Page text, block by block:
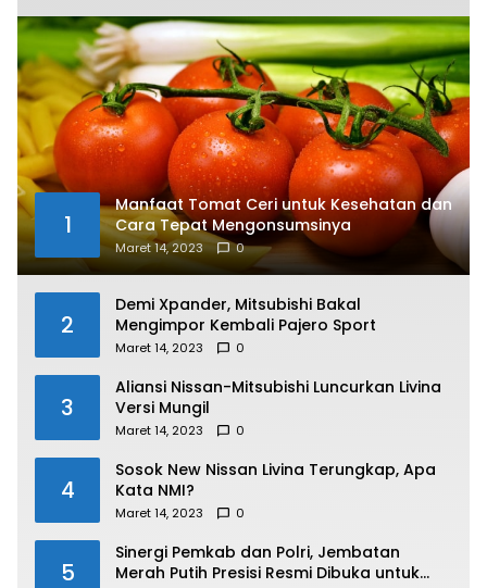
1
Manfaat Tomat Ceri untuk Kesehatan dan
Cara Tepat Mengonsumsinya
Maret 14, 2023 0
2
Demi Xpander, Mitsubishi Bakal
Mengimpor Kembali Pajero Sport
Maret 14, 2023 0
3
Aliansi Nissan-Mitsubishi Luncurkan Livina
Versi Mungil
Maret 14, 2023 0
4
Sosok New Nissan Livina Terungkap, Apa
Kata NMI?
Maret 14, 2023 0
5
Sinergi Pemkab dan Polri, Jembatan
Merah Putih Presisi Resmi Dibuka untuk